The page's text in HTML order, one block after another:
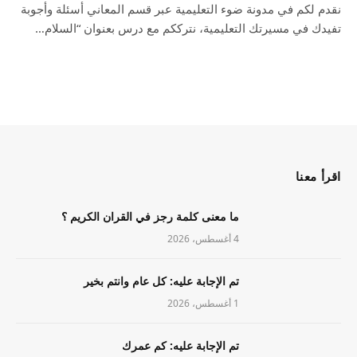
نقدم لكم في مدونة ضوء التعليمية عبر قسم المعاني أسئلة وأجوبة
تفيدك في مسيرتك التعليمية، نترككم مع درس بعنوان “السلام…
اقرأ معنا
ما معنى كلمة رجز في القران الكريم ؟
4 أغسطس، 2026
تم الإجابة عليه: كل عام وانتم بخير
1 أغسطس، 2026
تم الإجابة عليه: كم عمرك